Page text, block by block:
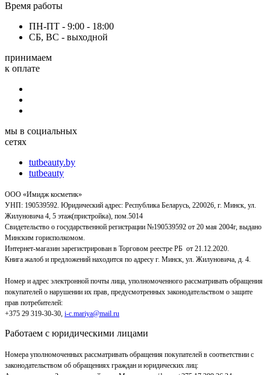
Время работы
ПН-ПТ - 9:00 - 18:00
СБ, ВС - выходной
принимаем
к оплате
мы в социальных
сетях
tutbeauty.by
tutbeauty
ООО «Имидж косметик»
УНП: 190539592. Юридический адрес: Республика Беларусь, 220026, г. Минск, ул.
Жилуновича 4, 5 этаж(пристройка), пом.5014
Свидетельство о государственной регистрации №190539592 от 20 мая 2004г, выдано
Минским горисполкомом.
Интернет-магазин зарегистрирован в Торговом реестре РБ от 21.12.2020.
Книга жалоб и предложений находится по адресу г. Минск, ул. Жилуновича, д. 4.
Номер и адрес электронной почты лица, уполномоченного рассматривать обращения
покупателей о нарушении их прав, предусмотренных законодательством о защите
прав потребителей:
+375 29 319-30-30, i-c.mariya@mail.ru
Работаем с юридическими лицами
Номера уполномоченных рассматривать обращения покупателей в соответствии с
законодательством об обращениях граждан и юридических лиц: